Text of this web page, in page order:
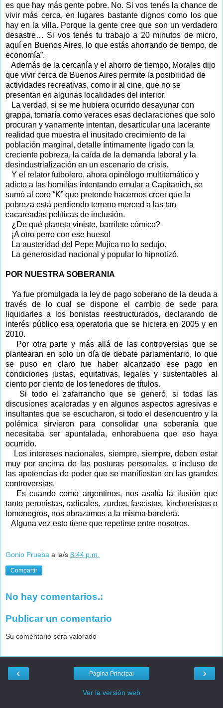
es que hay más gente pobre. No. Si vos tenés la chance de
vivir más cerca, en lugares bastante dignos como los que
hay en la villa. Porque la gente cree que son un verdadero
desastre… Si vos tenés tu trabajo a 20 minutos de micro,
aquí en Buenos Aires, lo que estás ahorrando de tiempo, de
economía”.
Además de la cercanía y el ahorro de tiempo, Morales dijo
que vivir cerca de Buenos Aires permite la posibilidad de
actividades recreativas, como ir al cine, que no se
presentan en algunas localidades del interior.
La verdad, si se me hubiera ocurrido desayunar con
grappa, tomaría como veraces esas declaraciones que solo
procuran y vanamente intentan, desarticular una lacerante
realidad que muestra el inusitado crecimiento de la
población marginal, detalle íntimamente ligado con la
creciente pobreza, la caída de la demanda laboral y la
desindustrialización en un escenario de crisis.
Y el relator futbolero, ahora opinólogo multitemático y
adicto a las homilías intentando emular a Capitanich, se
sumó al coro “K” que pretende hacernos creer que la
pobreza está perdiendo terreno merced a las tan
cacareadas políticas de inclusión.
¿De qué planeta viniste, barrilete cómico?
¡A otro perro con ese hueso!
La austeridad del Pepe Mujica no lo sedujo.
La generosidad nacional y popular lo hipnotizó.
POR NUESTRA SOBERANIA
Ya fue promulgada la ley de pago soberano de la deuda a
través de lo cual se dispone el cambio de sede para
liquidarles a los bonistas reestructurados, declarando de
interés público esa operatoria que se hiciera en 2005 y en
2010.
Por otra parte y más allá de las controversias que se
plantearan en solo un día de debate parlamentario, lo que
se puso en claro fue haber alcanzado ese pago en
condiciones justas, equitativas, legales y sustentables al
ciento por ciento de los tenedores de títulos.
Si todo el zafarrancho que se generó, si todas las
discusiones acaloradas y en algunos aspectos agresivas e
insultantes que se escucharon, si todo el desencuentro y la
polémica sirvieron para consolidar una soberanía que
necesitaba ser apuntalada, enhorabuena que eso haya
ocurrido.
Los intereses nacionales, siempre, siempre, deben estar
muy por encima de las posturas personales, e incluso de
las apetencias de poder que se manifiestan en las grandes
controversias.
Es cuando como argentinos, nos asalta la ilusión que
tanto peronistas, radicales, zurdos, fascistas, kirchneristas o
lomonegros, nos abrazamos a la misma bandera.
Alguna vez esto tiene que repetirse entre nosotros.
Gonio Prueba a la/s 8:44 p.m.
Compartir
No hay comentarios.:
Publicar un comentario
Su comentario será valorado
‹ ›
Página Principal
Ver la versión web